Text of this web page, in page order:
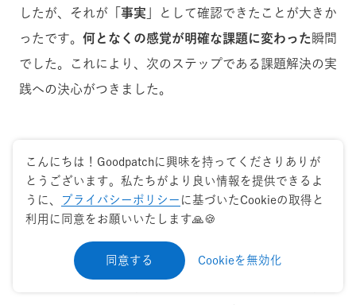
したが、それが 「事実」
として確認できたことが大きか
ったです。 何となくの感覚が明確な課題に変わった 瞬間
でした。これにより、次のステップである課題解決の実
践への決心がつきました。
課題解決の実践：Figmaライブラリ
の統合とNotionへのドキュメント
移行
こんにちは！Goodpatchに興味を持ってくださりありが
とうございます。私たちがより良い情報を提供できるよ
うに、
プライバシーポリシー に基づいたCookieの取得と
利用に同意をお願いいたします🙏🍪
同意する Cookieを無効化